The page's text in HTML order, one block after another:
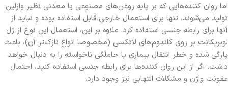
اما روان کننده‌هایی که بر پایه روغن‌های مصنوعی یا معدنی نظیر وازلین
تولید می‌شوند، تنها برای استعمال خارجی قابل استفاده بوده و نباید از
آنها برای رابطه جنسی استفاده کرد. علاوه بر این، استعمال این نوع از ژل
لوبریکانت بر روی کاندوم‌های لاتکسی (مخصوصا انواع نازک‌تر آن)، باعث
پارگی شده و خطر انتقال بیماری یا حاملگی ناخواسته را به دنبال خواهد
داشت. اگر از این روان کننده‌ها برای رابطه جنسی استفاده کنید، احتمال
عفونت واژن و مشکلات التهابی نیز وجود دارد.